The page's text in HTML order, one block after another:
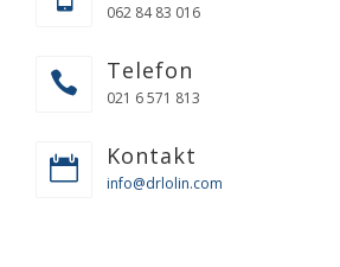
062 84 83 016
Telefon
021 6 571 813
Kontakt
info@drlolin.com